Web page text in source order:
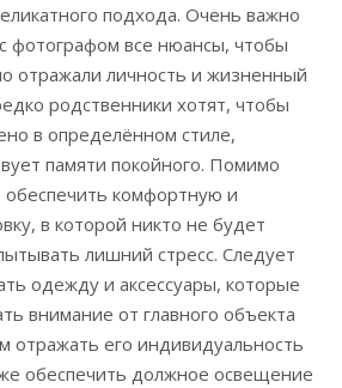
подхода. Очень важно
фотографом все нюансы, чтобы
отражали личность и жизненный
родственники хотят, чтобы
в определённом стиле,
памяти покойного. Помимо
комфортную и
в которой никто не будет
лишний стресс. Следует
одежду и аксессуары, которые
внимание от главного объекта
отражать его индивидуальность
обеспечить должное освещение